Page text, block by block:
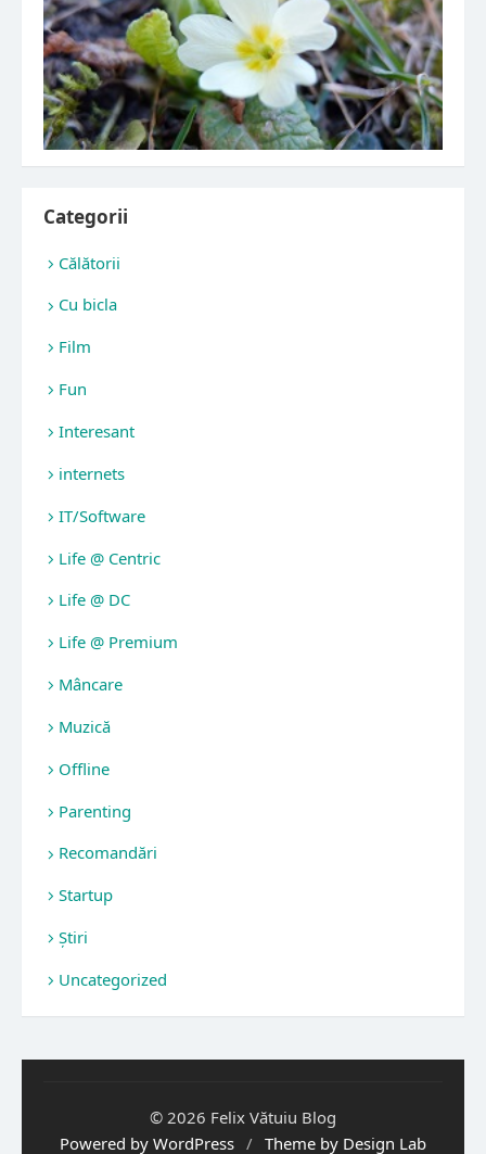
Categorii
Călătorii
Cu bicla
Film
Fun
Interesant
internets
IT/Software
Life @ Centric
Life @ DC
Life @ Premium
Mâncare
Muzică
Offline
Parenting
Recomandări
Startup
Știri
Uncategorized
© 2026 Felix Vătuiu Blog
Powered by WordPress / Theme by Design Lab